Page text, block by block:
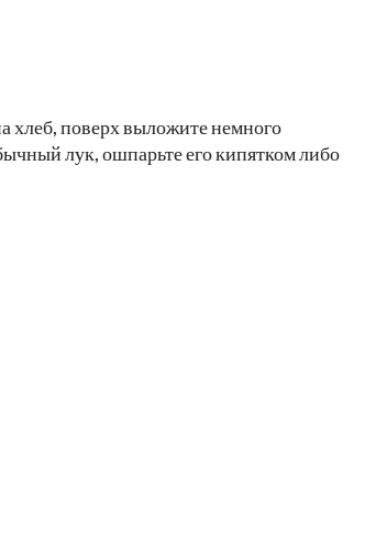
хлеб, поверх выложите немного
лук, ошпарьте его кипятком либо